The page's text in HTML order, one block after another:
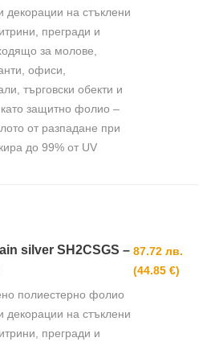
декорации на стъклени
прегради и
за молове,
офиси,
търговски обекти и
защитно фолио –
от разпадане при
до 99% от UV
silver SH2CSGS –
полиестерно фолио
декорации на стъклени
прегради и
87.72 лв.
(44.85 €)